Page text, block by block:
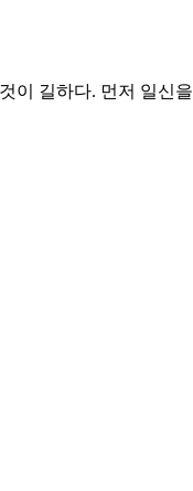
길하다. 먼저 일신